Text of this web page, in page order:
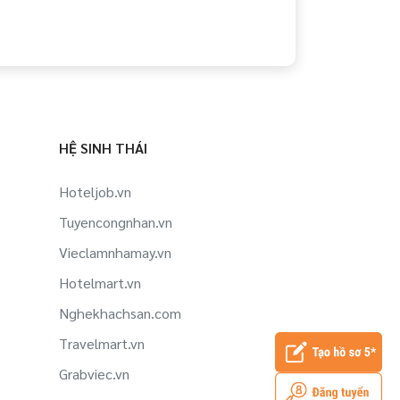
HỆ SINH THÁI
Hoteljob.vn
Tuyencongnhan.vn
Vieclamnhamay.vn
Hotelmart.vn
Nghekhachsan.com
Travelmart.vn
Grabviec.vn